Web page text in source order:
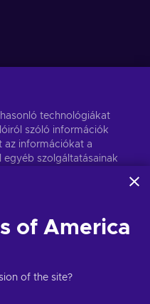
Feliratkozás
Privacy noticefor more
JSC “Helis play”,
technológiákat
szóló információk
az információkat a
egyéb szolgáltatásainak
felhasználhatjuk.
ezeket a technológiákat
gombra kattintva
Safety & Privacy
of America
of the site?